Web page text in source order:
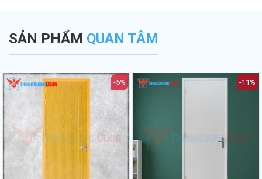
SẢN PHẨM QUAN TÂM
-5% -11%